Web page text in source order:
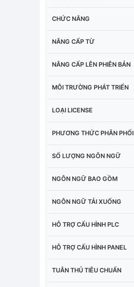
CHỨC NĂNG
NÂNG CẤP TỪ
NÂNG CẤP LÊN PHIÊN BẢN
MÔI TRƯỜNG PHÁT TRIỂN
LOẠI LICENSE
PHƯƠNG THỨC PHÂN PHỐI
SỐ LƯỢNG NGÔN NGỮ
NGÔN NGỮ BAO GỒM
NGÔN NGỮ TẢI XUỐNG
HỖ TRỢ CẤU HÌNH PLC
HỖ TRỢ CẤU HÌNH PANEL
TUÂN THỦ TIÊU CHUẨN